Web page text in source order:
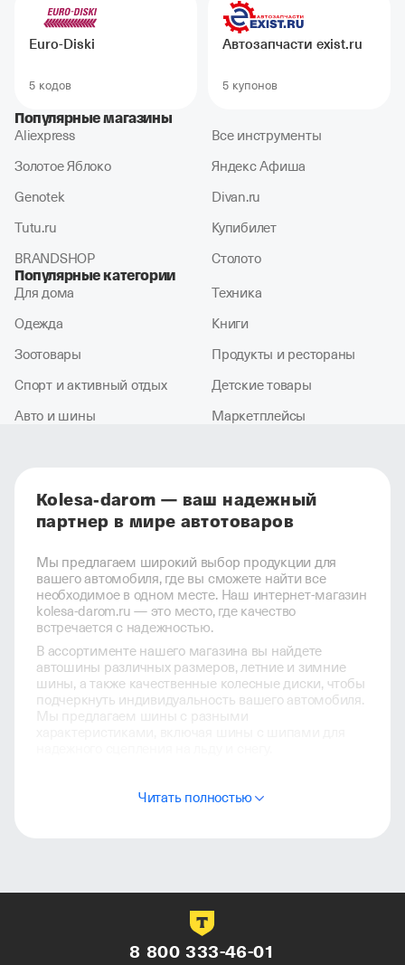
Euro-Diski
5 кодов
Автозапчасти exist.ru
5 купонов
Популярные магазины
Aliexpress Все инструменты
Золотое Яблоко Яндекс Афиша
Genotek Divan.ru
Tutu.ru Купибилет
BRANDSHOP Столото
Популярные категории
Для дома Техника
Одежда Книги
Зоотовары Продукты и рестораны
Спорт и активный отдых Детские товары
Авто и шины Маркетплейсы
Kolesa-darom — ваш надежный
партнер в мире автотоваров
Мы предлагаем широкий выбор продукции для
вашего автомобиля, где вы сможете найти все
необходимое в одном месте. Наш интернет-магазин
kolesa-darom.ru — это место, где качество
встречается с надежностью.
В ассортименте нашего магазина вы найдете
автошины различных размеров, летние и зимние
шины, а также качественные колесные диски, чтобы
подчеркнуть индивидуальность вашего автомобиля.
Мы предлагаем шины с разными
простой и удобной. Наши цены
Читать полностью
8 800 333-46-01